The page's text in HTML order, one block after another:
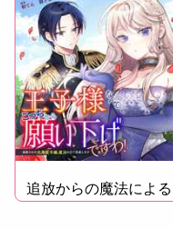
追放からの魔法による
逆転劇